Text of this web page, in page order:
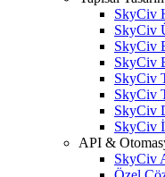
SkyCiv
SkyCiv
SkyCiv
SkyCiv
SkyCiv
SkyCiv
SkyCiv
SkyCiv
API &
SkyCiv